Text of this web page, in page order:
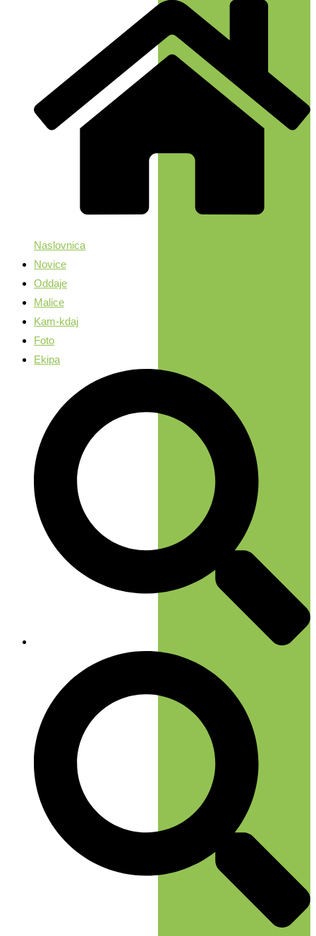
Naslovnica
Novice
Oddaje
Malice
Kam-kdaj
Foto
Ekipa